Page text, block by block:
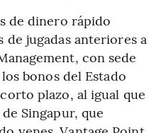
de dinero rápido
de jugadas anteriores a
con sede
bonos del Estado
plazo, al igual que
Singapur, que